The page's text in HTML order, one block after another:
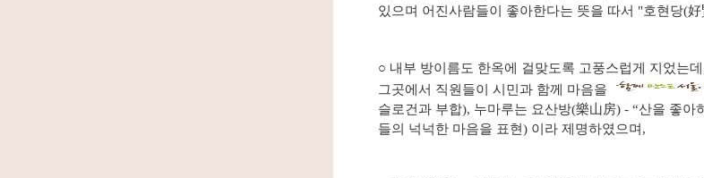
있으며 어진사람들이 좋아한다는 뜻을 따서 "호현당(
○ 내부 방이름도 한옥에 걸맞도록 고풍스럽게 지었는
그곳에서 직원들이 시민과 함께 마음을
슬로건과 부합), 누마루는 요산방(樂山房) - “산을 좋아
들의 넉넉한 마음을 표현) 이라 제명하였으며,